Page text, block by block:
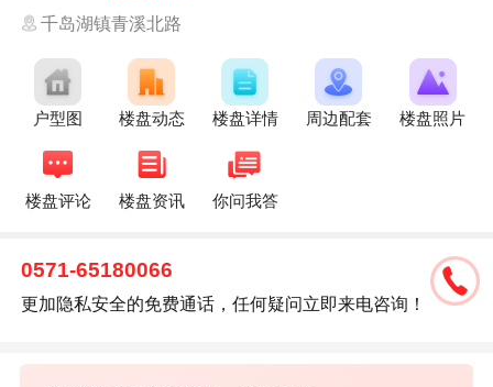
千岛湖镇青溪北路
户型图 楼盘动态 楼盘详情 周边配套 楼盘照片
楼盘评论 楼盘资讯 你问我答
0571-65180066
更加隐私安全的免费通话，任何疑问立即来电咨询！